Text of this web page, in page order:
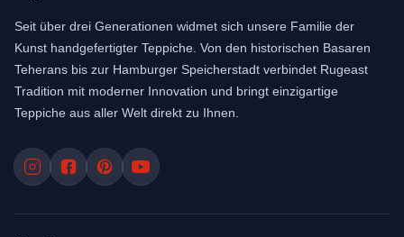
Seit über drei Generationen widmet sich unsere Familie der
Kunst handgefertigter Teppiche. Von den historischen Basaren
Teherans bis zur Hamburger Speicherstadt verbindet Rugeast
Tradition mit moderner Innovation und bringt einzigartige
Teppiche aus aller Welt direkt zu Ihnen.